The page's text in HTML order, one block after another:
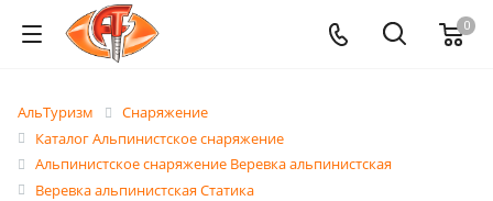
0
АльТуризм
Снаряжение
Каталог Альпинистское снаряжение
Альпинистское снаряжение Веревка альпинистская
Веревка альпинистская Статика